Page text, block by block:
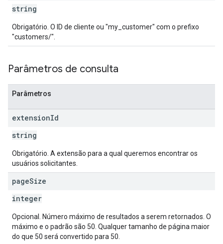
string
Obrigatório. O ID de cliente ou "my_customer" com o prefixo
"customers/".
Parâmetros de consulta
Parâmetros
extensionId
string
Obrigatório. A extensão para a qual queremos encontrar os
usuários solicitantes.
pageSize
integer
Opcional. Número máximo de resultados a serem retornados. O
máximo e o padrão são 50. Qualquer tamanho de página maior
do que 50 será convertido para 50.